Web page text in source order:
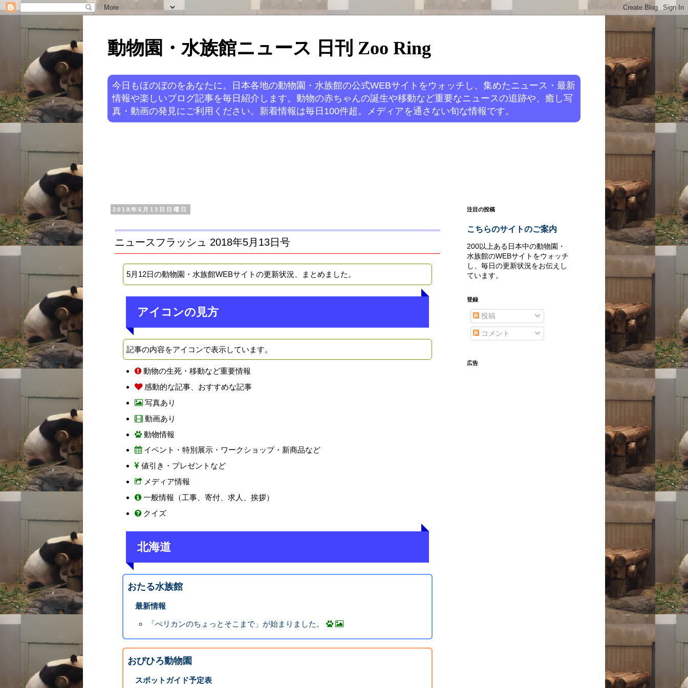
動物園・水族館ニュース 日刊 Zoo Ring
今日もほのぼのをあなたに。日本各地の動物園・水族館の公式WEBサイトをウォッチし、集めたニュース・最新
情報や楽しいブログ記事を毎日紹介します。動物の赤ちゃんの誕生や移動など重要なニュースの追跡や、癒し写
真・動画の発見にご利用ください。新着情報は毎日100件超。メディアを通さない旬な情報です。
2018年5月13日日曜日
ニュースフラッシュ 2018年5月13日号
5月12日の動物園・水族館WEBサイトの更新状況、まとめました。
アイコンの見方
記事の内容をアイコンで表示しています。
動物の生死・移動など重要情報
感動的な記事、おすすめな記事
写真あり
動画あり
動物情報
イベント・特別展示・ワークショップ・新商品など
値引き・プレゼントなど
メディア情報
一般情報（工事、寄付、求人、挨拶）
クイズ
北海道
おたる水族館
最新情報
「ぺリカンのちょっとそこまで」が始まりました。
おびひろ動物園
スポットガイド予定表
注目の投稿
こちらのサイトのご案内
200以上ある日本中の動物園・
水族館のWEBサイトをウォッチ
し、毎日の更新状況をお伝えし
ています。
登録
投稿
コメント
広告